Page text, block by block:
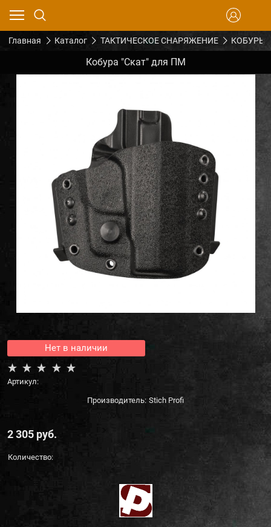
Главная Каталог ТАКТИЧЕСКОЕ СНАРЯЖЕНИЕ КОБУРЫ
Кобура "Скат" для ПМ
Нет в наличии
Артикул:
Производитель: Stich Profi
2 305 руб.
Количество: